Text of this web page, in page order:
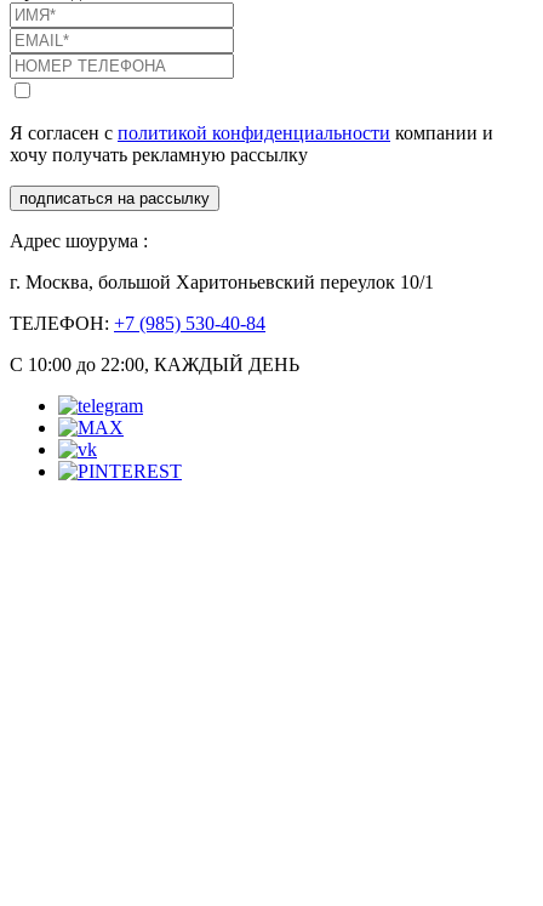
Я согласен с политикой конфиденциальности компании и
хочу получать рекламную рассылку
подписаться на рассылку
Адрес шоурума :
г. Москва, большой Харитоньевский переулок 10/1
ТЕЛЕФОН: +7 (985) 530-40-84
С 10:00 до 22:00, КАЖДЫЙ ДЕНЬ